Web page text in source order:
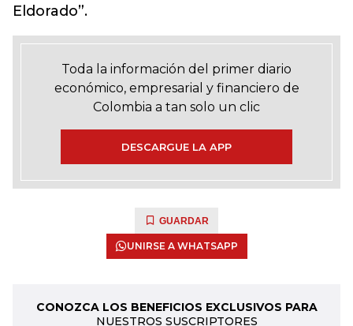
Eldorado”.
Toda la información del primer diario
económico, empresarial y financiero de
Colombia a tan solo un clic
DESCARGUE LA APP
GUARDAR
UNIRSE A WHATSAPP
CONOZCA LOS BENEFICIOS EXCLUSIVOS PARA
NUESTROS SUSCRIPTORES